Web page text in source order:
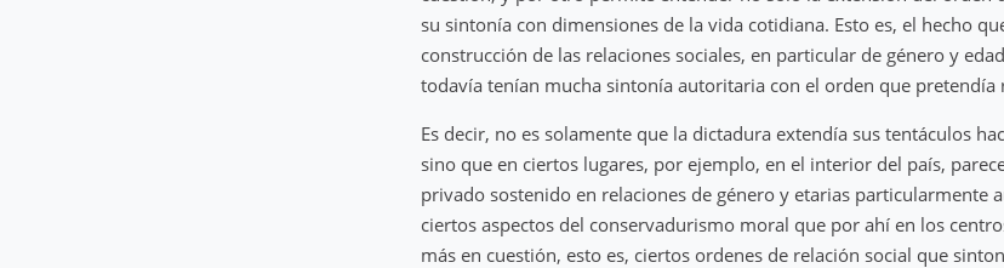
su sintonía con dimensiones de la vida cotidiana. Esto es, el hecho
construcción de las relaciones sociales, en particular de género y
todavía tenían mucha sintonía autoritaria con el orden que pretendía
Es decir, no es solamente que la dictadura extendía sus tentáculos
sino que en ciertos lugares, por ejemplo, en el interior del país,
privado sostenido en relaciones de género y etarias particularmente
ciertos aspectos del conservadurismo moral que por ahí en los
más en cuestión, esto es, ciertos ordenes de relación social que